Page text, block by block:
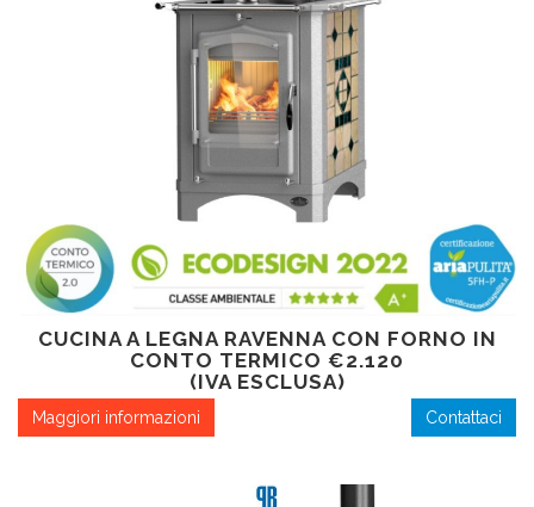
CUCINA A LEGNA RAVENNA CON FORNO IN
CONTO TERMICO €2.120
(IVA ESCLUSA)
Maggiori informazioni Contattaci